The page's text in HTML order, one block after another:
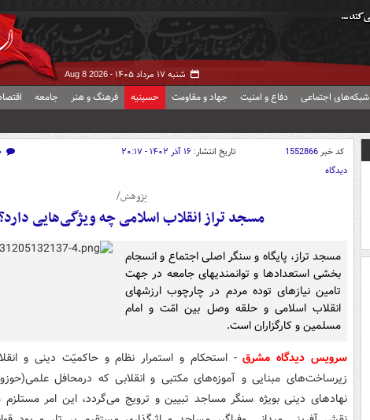
شنبه ۱۷ مرداد ۱۴۰۵ - Aug 8 2026
شبکه‌های اجتماعی دفاع و امنیت جهاد و مقاومت حسینیه فرهنگ و هنر جامعه
کد خبر1552866 تاریخ انتشار: ۱۶ آذر ۱۴۰۲ - ۲۰:۱۷ ۰
دیدگاه
پژوهش/
مسجد تراز انقلاب اسلامی چه ویژگی‌هایی
مسجد تراز، پایگاه و سنگر اصلی اجتماع و انسجام
بخشی استعدادها و توانمندیهای جامعه در جهت
تامین نیازهای توده مردم در چارچوب ارزشهای
انقلاب اسلامی و حلقه وصل بین امّت و امام
مسلمین و کارگزاران است.
سرویس دیدگاه مشرق- استحکام و استمرار نظام و حاکمیّت دینی و
زیرساخت‌های مبنایی و آموزه‌های مکتبی و انقلابی که درمحافل
نهادهای دینی بویژه سنگر مساجد تبیین و ترویج می‌گردد، این امر